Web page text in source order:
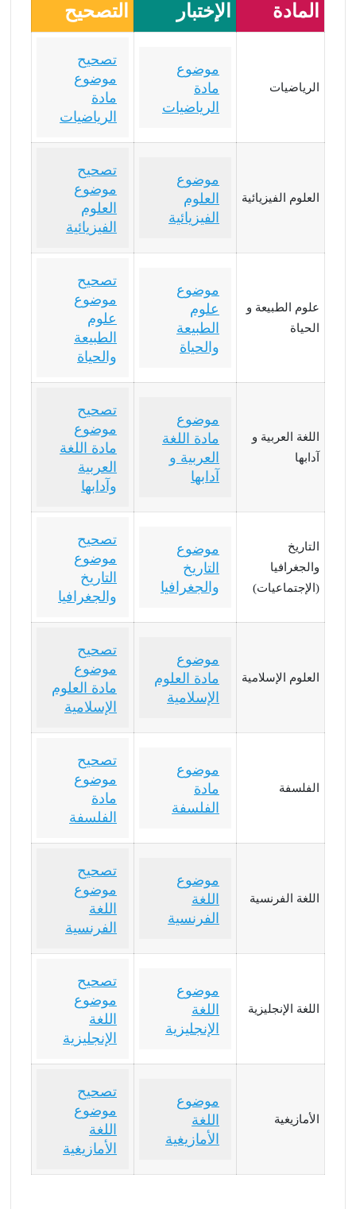
المادة الإختبار التصحيح
الرياضيات
موضوع
مادة
الرياضيات
تصحيح
موضوع
مادة
الرياضيات
العلوم الفيزيائية
موضوع
العلوم
الفيزيائية
تصحيح
موضوع
العلوم
الفيزيائية
علوم الطبيعة و
الحياة
موضوع
علوم
الطبيعة
والحياة
تصحيح
موضوع
علوم
الطبيعة
والحياة
اللغة العربية و
آدابها
موضوع
مادة اللغة
العربية و
آدابها
تصحيح
موضوع
مادة اللغة
العربية
وآدابها
التاريخ
والجغرافيا
(الإجتماعيات)
موضوع
التاريخ
والجغرافيا
تصحيح
موضوع
التاريخ
والجغرافيا
العلوم الإسلامية
موضوع
مادة العلوم
الإسلامية
تصحيح
موضوع
مادة العلوم
الإسلامية
الفلسفة
موضوع
مادة
الفلسفة
تصحيح
موضوع
مادة
الفلسفة
اللغة الفرنسية
موضوع
اللغة
الفرنسية
تصحيح
موضوع
اللغة
الفرنسية
اللغة الإنجليزية
موضوع
اللغة
الإنجليزية
تصحيح
موضوع
اللغة
الإنجليزية
الأمازيغية
موضوع
اللغة
الأمازيغية
تصحيح
موضوع
اللغة
الأمازيغية